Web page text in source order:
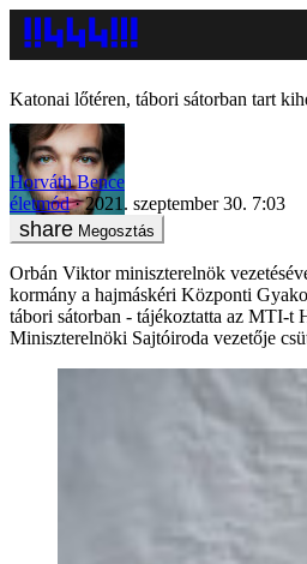
Katonai lőtéren, tábori sátorban tart
Horváth Bence
életmód
2021. szeptember 30. 7:03
Megosztás
Orbán Viktor miniszterelnök
kormány a hajmáskéri Központi
tábori sátorban - tájékoztatta az MTI-t
Miniszterelnöki Sajtóiroda vezetője